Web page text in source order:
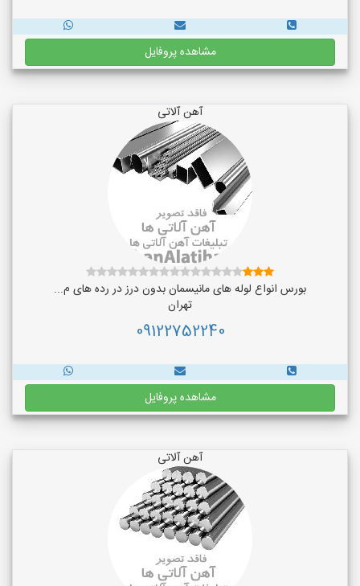
مشاهده پروفایل
آهن آلاتی
بورس انواع لوله های مانیسمان بدون درز در رده های م...
تهران
09122752240
مشاهده پروفایل
آهن آلاتی